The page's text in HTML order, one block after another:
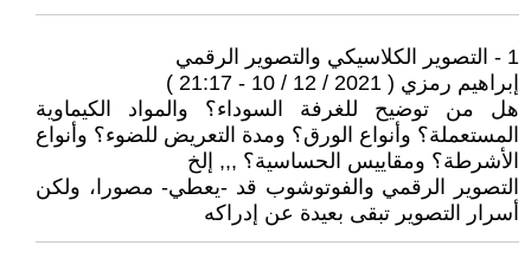
1 - التصوير الكلاسيكي والتصوير الرقمي
إبراهيم رمزي ( 2021 / 12 / 10 - 21:17 )
هل من توضيح للغرفة السوداء؟ والمواد الكيماوية
المستعملة؟ وأنواع الورق؟ ومدة التعريض للضوء؟ وأنواع
الأشرطة؟ ومقاييس الحساسية؟ ,,, إلخ
التصوير الرقمي والفوتوشوب قد -يعطي- مصورا، ولكن
أسرار التصوير تبقى بعيدة عن إدراكه